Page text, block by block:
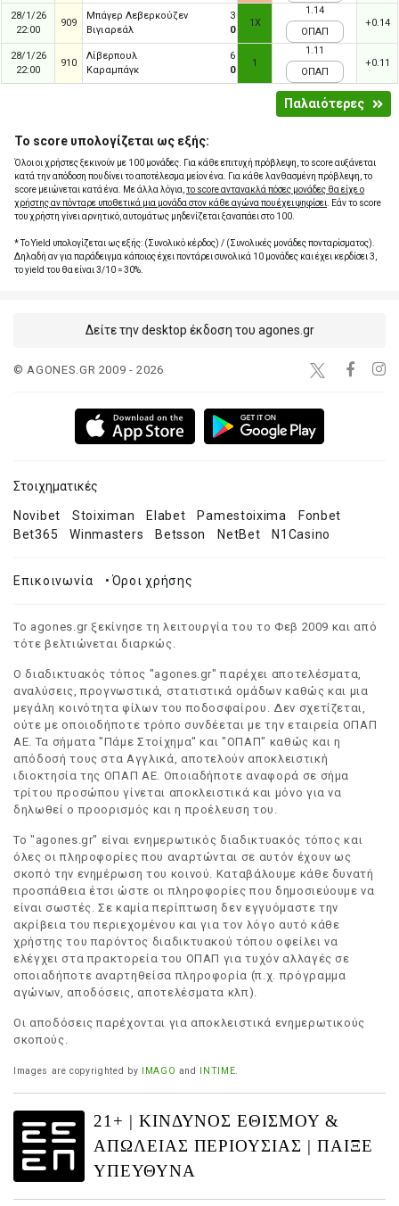
28/1/26
22:00
909
Μπάγερ Λεβερκούζεν
3
Βιγιαρεάλ
0
1X
1.14
ΟΠΑΠ
+0.14
28/1/26
22:00
910
Λίβερπουλ
6
Καραμπάγκ
0
1
1.11
ΟΠΑΠ
+0.11
Παλαιότερες
Το score υπολογίζεται ως εξής:
Όλοι οι χρήστες ξεκινούν με 100 μονάδες. Για κάθε επιτυχή πρόβλεψη, το score αυξάνεται
κατά την απόδοση που δίνει το αποτέλεσμα μείον ένα. Για κάθε λανθασμένη πρόβλεψη, το
score μειώνεται κατά ένα. Με άλλα λόγια, το score αντανακλά πόσες μονάδες θα είχε ο
χρήστης αν πόνταρε υποθετικά μια μονάδα στον κάθε αγώνα που έχει ψηφίσει . Εάν το score
του χρήστη γίνει αρνητικό, αυτομάτως μηδενίζεται ξαναπάει στο 100.
* Το Yield υπολογίζεται ως εξής: (Συνολικό κέρδος) / (Συνολικές μονάδες πονταρίσματος).
Δηλαδή αν για παράδειγμα κάποιος έχει ποντάρει συνολικά 10 μονάδες και έχει κερδίσει 3,
το yield του θα είναι 3/10 = 30%.
Δείτε την desktop έκδοση του agones.gr
© AGONES.GR 2009 - 2026
Στοιχηματικές
Novibet Stoiximan Elabet Pamestoixima
Fonbet
Bet365
Winmasters Betsson NetBet N1Casino
Επικοινωνία •Όροι χρήσης
Το agones.gr ξεκίνησε τη λειτουργία του το Φεβ 2009 και από
τότε βελτιώνεται διαρκώς.
Ο διαδικτυακός τόπος "agones.gr" παρέχει αποτελέσματα,
αναλύσεις, προγνωστικά, στατιστικά ομάδων καθώς και μια
μεγάλη κοινότητα φίλων του ποδοσφαίρου. Δεν σχετίζεται,
ούτε με οποιοδήποτε τρόπο συνδέεται με την εταιρεία ΟΠΑΠ
ΑΕ. Τα σήματα "Πάμε Στοίχημα" και "ΟΠΑΠ" καθώς και η
απόδοσή τους στα Αγγλικά, αποτελούν αποκλειστική
ιδιοκτησία της ΟΠΑΠ ΑΕ. Οποιαδήποτε αναφορά σε σήμα
τρίτου προσώπου γίνεται αποκλειστικά και μόνο για να
δηλωθεί ο προορισμός και η προέλευση του.
Το "agones.gr" είναι ενημερωτικός διαδικτυακός τόπος και
όλες οι πληροφορίες που αναρτώνται σε αυτόν έχουν ως
σκοπό την ενημέρωση του κοινού. Καταβάλουμε κάθε δυνατή
προσπάθεια έτσι ώστε οι πληροφορίες που δημοσιεύουμε να
είναι σωστές. Σε καμία περίπτωση δεν εγγυόμαστε την
ακρίβεια του περιεχομένου και για τον λόγο αυτό κάθε
χρήστης του παρόντος διαδικτυακού τόπου οφείλει να
ελέγχει στα πρακτορεία του ΟΠΑΠ για τυχόν αλλαγές σε
οποιαδήποτε αναρτηθείσα πληροφορία (π.χ. πρόγραμμα
αγώνων, αποδόσεις, αποτελέσματα κλπ).
Οι αποδόσεις παρέχονται για αποκλειστικά ενημερωτικούς
σκοπούς.
Images are copyrighted by IMAGO and INTIME.
21+ | ΚΙΝΔΥΝΟΣ ΕΘΙΣΜΟΥ &
ΑΠΩΛΕΙΑΣ ΠΕΡΙΟΥΣΙΑΣ | ΠΑΙΞΕ
ΥΠΕΥΘΥΝΑ